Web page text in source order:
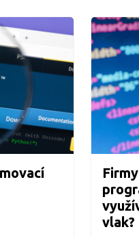
vlak?